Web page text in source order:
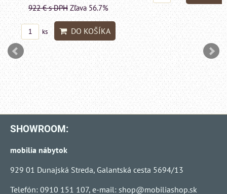
1415 €s DPH Zľava
ks DO
SHOWROOM:
mobilia nábytok
929 01 Dunajská Streda, Galantská cesta 5694/13
Telefón: 0910 151 107, e-mail: shop@mobiliashop.sk